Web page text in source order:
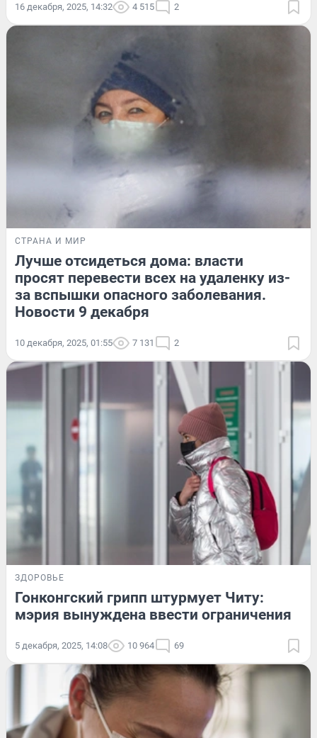
16 декабря, 2025, 14:32 4 515 2
СТРАНА И МИР
Лучше отсидеться дома: власти
просят перевести всех на удаленку из-
за вспышки опасного заболевания.
Новости 9 декабря
10 декабря, 2025, 01:55 7 131 2
ЗДОРОВЬЕ
Гонконгский грипп штурмует Читу:
мэрия вынуждена ввести ограничения
5 декабря, 2025, 14:08 10 964 69